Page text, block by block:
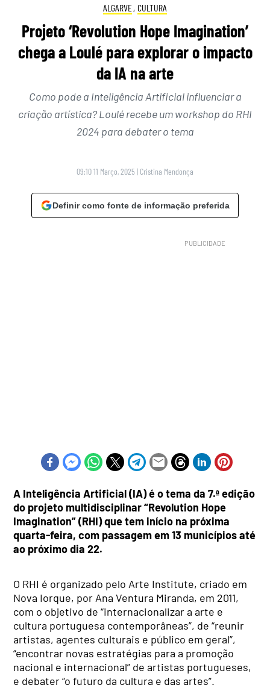
ALGARVE, CULTURA
Projeto ‘Revolution Hope Imagination’
chega a Loulé para explorar o impacto
da IA na arte
Como pode a Inteligência Artificial influenciar a
criação artística? Loulé recebe um workshop do RHI
2024 para debater o tema
09:10 11 Março, 2025 | Cristina Mendonça
Definir como fonte de informação preferida
A Inteligência Artificial (IA) é o tema da 7.ª edição
do projeto multidisciplinar “Revolution Hope
Imagination” (RHI) que tem início na próxima
quarta-feira, com passagem em 13 municípios até
ao próximo dia 22.
O RHI é organizado pelo Arte Institute, criado em
Nova Iorque, por Ana Ventura Miranda, em 2011,
com o objetivo de “internacionalizar a arte e
cultura portuguesa contemporâneas”, de “reunir
artistas, agentes culturais e público em geral”,
“encontrar novas estratégias para a promoção
nacional e internacional” de artistas portugueses,
e debater “o futuro da cultura e das artes”.